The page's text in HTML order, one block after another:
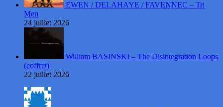
EWEN / DELAHAYE / FAVENNEC – Tri
Men
24 juillet 2026
William BASINSKI – The Disintegration Loops
(coffret)
22 juillet 2026